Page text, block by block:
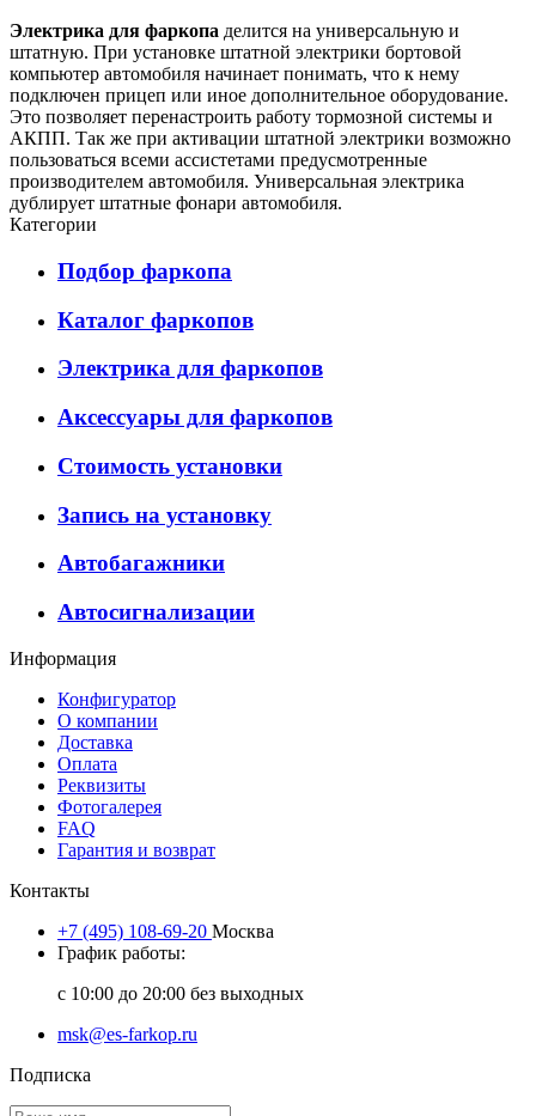
Электрика для фаркопа делится на универсальную и
штатную. При установке штатной электрики бортовой
компьютер автомобиля начинает понимать, что к нему
подключен прицеп или иное дополнительное оборудование.
Это позволяет перенастроить работу тормозной системы и
АКПП. Так же при активации штатной электрики возможно
пользоваться всеми ассистетами предусмотренные
производителем автомобиля. Универсальная электрика
дублирует штатные фонари автомобиля.
Категории
Подбор фаркопа
Каталог фаркопов
Электрика для фаркопов
Аксессуары для фаркопов
Стоимость установки
Запись на установку
Автобагажники
Автосигнализации
Информация
Конфигуратор
О компании
Доставка
Оплата
Реквизиты
Фотогалерея
FAQ
Гарантия и возврат
Контакты
+7 (495) 108-69-20 Москва
График работы:
с 10:00 до 20:00 без выходных
msk@es-farkop.ru
Подписка